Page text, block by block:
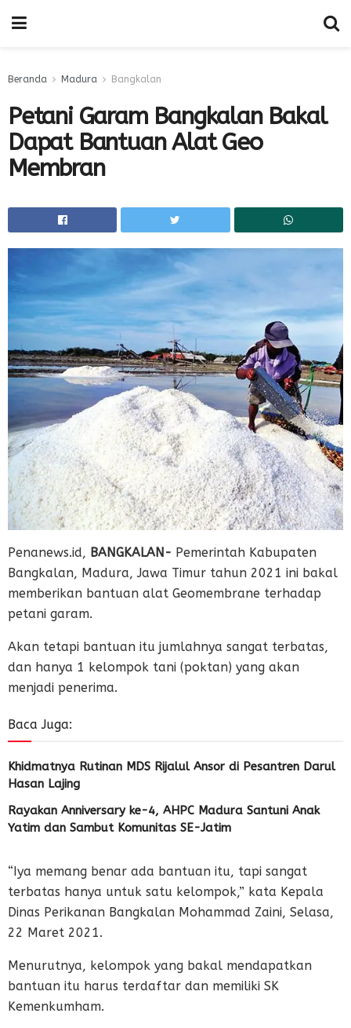
Beranda Madura Bangkalan
Petani Garam Bangkalan Bakal
Dapat Bantuan Alat Geo
Membran
Penanews.id, BANGKALAN- Pemerintah Kabupaten
Bangkalan, Madura, Jawa Timur tahun 2021 ini bakal
memberikan bantuan alat Geomembrane terhadap
petani garam.
Akan tetapi bantuan itu jumlahnya sangat terbatas,
dan hanya 1 kelompok tani (poktan) yang akan
menjadi penerima.
Baca Juga:
Khidmatnya Rutinan MDS Rijalul Ansor di Pesantren Darul
Hasan Lajing
Rayakan Anniversary ke-4, AHPC Madura Santuni Anak
Yatim dan Sambut Komunitas SE-Jatim
“Iya memang benar ada bantuan itu, tapi sangat
terbatas hanya untuk satu kelompok,” kata Kepala
Dinas Perikanan Bangkalan Mohammad Zaini, Selasa,
22 Maret 2021.
Menurutnya, kelompok yang bakal mendapatkan
bantuan itu harus terdaftar dan memiliki SK
Kemenkumham.